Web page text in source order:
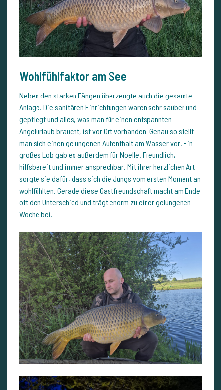
Wohlfühlfaktor am See
Neben den starken Fängen überzeugte auch die gesamte
Anlage. Die sanitären Einrichtungen waren sehr sauber und
gepflegt und alles, was man für einen entspannten
Angelurlaub braucht, ist vor Ort vorhanden. Genau so stellt
man sich einen gelungenen Aufenthalt am Wasser vor. Ein
großes Lob gab es außerdem für Noelle. Freundlich,
hilfsbereit und immer ansprechbar. Mit ihrer herzlichen Art
sorgte sie dafür, dass sich die Jungs vom ersten Moment an
wohlfühlten. Gerade diese Gastfreundschaft macht am Ende
oft den Unterschied und trägt enorm zu einer gelungenen
Woche bei.